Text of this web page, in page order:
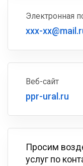
Электронная
xxx-
Веб-сайт
ppr-ural.ru
Просим
услуг по